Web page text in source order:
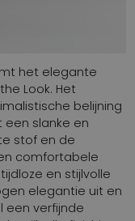
het elegante
Look. Het
belijning
slanke en
stof en de
comfortabele
en stijlvolle
elegantie uit en
een verfijnde